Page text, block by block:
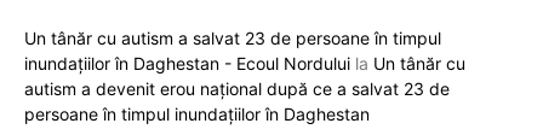
Un tânăr cu autism a salvat 23 de persoane în timpul
inundațiilor în Daghestan - Ecoul Nordului la Un tânăr cu
autism a devenit erou național după ce a salvat 23 de
persoane în timpul inundațiilor în Daghestan